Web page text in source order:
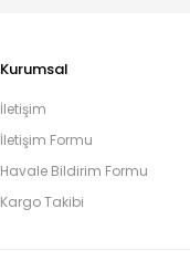
Kurumsal
İletişim
İletişim Formu
Havale Bildirim Formu
Kargo Takibi